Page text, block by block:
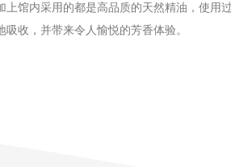
上馆内采用的都是高品质的天然精油，使用
吸收，并带来令人愉悦的芳香体验。